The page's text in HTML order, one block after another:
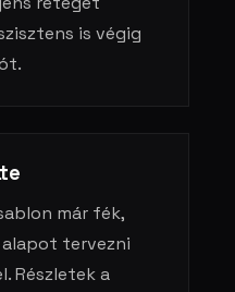
is végig
már fék,
tervezni
Részletek a